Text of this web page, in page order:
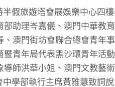
假旅遊塔會展娛樂中心四
部助理岑嘉儀、澳門中華教
、澳門街坊會聯合總會青年
暨青年局代表黑沙環青年活
師洪華小姐、澳門文教藝
學部執行主席黃雅慧致詞